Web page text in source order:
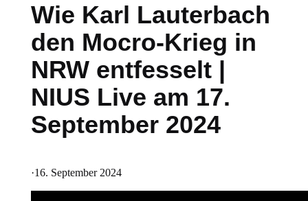
Wie Karl Lauterbach
den Mocro-Krieg in
NRW entfesselt |
NIUS Live am 17.
September 2024
·16. September 2024